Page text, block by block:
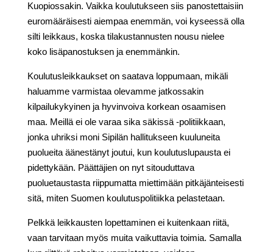
Kuopiossakin. Vaikka koulutukseen siis panostettaisiin
euromääräisesti aiempaa enemmän, voi kyseessä olla
silti leikkaus, koska tilakustannusten nousu nielee
koko lisäpanostuksen ja enemmänkin.
Koulutusleikkaukset on saatava loppumaan, mikäli
haluamme varmistaa olevamme jatkossakin
kilpailukykyinen ja hyvinvoiva korkean osaamisen
maa. Meillä ei ole varaa sika säkissä -politiikkaan,
jonka uhriksi moni Sipilän hallitukseen kuuluneita
puolueita äänestänyt joutui, kun koulutuslupausta ei
pidettykään. Päättäjien on nyt sitouduttava
puoluetaustasta riippumatta miettimään pitkäjänteisesti
sitä, miten Suomen koulutuspolitiikka pelastetaan.
Pelkkä leikkausten lopettaminen ei kuitenkaan riitä,
vaan tarvitaan myös muita vaikuttavia toimia. Samalla